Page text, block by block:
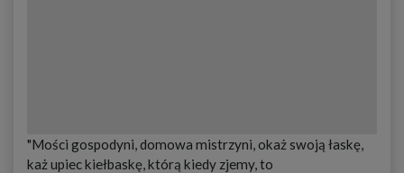
"Mości gospodyni, domowa mistrzyni, okaż swoją łaskę,
każ upiec kiełbaskę, którą kiedy zjemy, to